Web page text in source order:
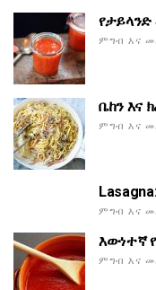
የታይላንድ
ምግብ እና
ቤከን እና
ምግብ እና
ምግብ እና
እውነተኛ
ምግብ እና